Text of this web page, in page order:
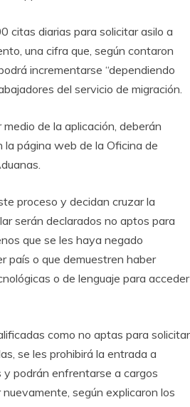
citas diarias para solicitar asilo a
una cifra que, según contaron
incrementarse “dependiendo
del servicio de migración.
de la aplicación, deberán
la página web de la Oficina de
proceso y decidan cruzar la
serán declarados no aptos para
que se les haya negado
país o que demuestren haber
o de lenguaje para acceder
como no aptas para solicitar
se les prohibirá la entrada a
y podrán enfrentarse a cargos
según explicaron los